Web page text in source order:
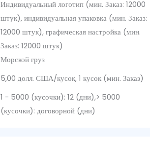
Индивидуальный логотип (мин. Заказ: 12000
штук), индивидуальная упаковка (мин. Заказ:
12000 штук), графическая настройка (мин.
Заказ: 12000 штук)
Морской груз
5,00 долл. США/кусок, 1 кусок (мин. Заказ)
1 - 5000 (кусочки): 12 (дни),> 5000
(кусочки): договорной (дни)